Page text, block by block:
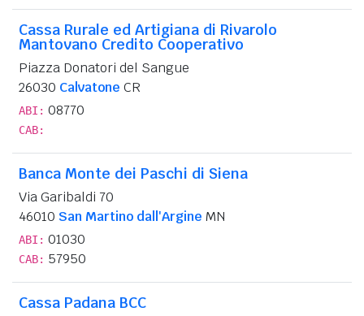
Cassa Rurale ed Artigiana di Rivarolo
Mantovano Credito Cooperativo
Piazza Donatori del Sangue
26030 Calvatone CR
ABI: 08770
CAB:
Banca Monte dei Paschi di Siena
Via Garibaldi 70
46010 San Martino dall'Argine MN
ABI: 01030
CAB: 57950
Cassa Padana BCC